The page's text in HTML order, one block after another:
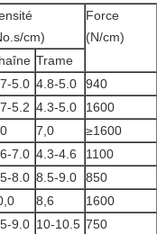
cm)
Force
(N/cm)
Trame
5.0 4.8-5.0 940
5.2 4.3-5.0 1600
7,0 ≥1600
7.0 4.3-4.6 1100
8.0 8.5-9.0 850
8,6 1600
9.0 10-10.5 750